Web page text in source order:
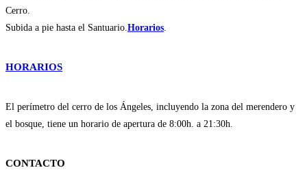
Cerro.
Subida a pie hasta el Santuario.Horarios.
HORARIOS
El perímetro del cerro de los Ángeles, incluyendo la zona del merendero y
el bosque, tiene un horario de apertura de 8:00h. a 21:30h.
CONTACTO